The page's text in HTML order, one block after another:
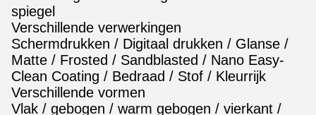
spiegel
Verschillende verwerkingen
Schermdrukken / Digitaal drukken / Glanse /
Matte / Frosted / Sandblasted / Nano Easy-
Clean Coating / Bedraad / Stof / Kleurrijk
Verschillende vormen
Vlak / gebogen / warm gebogen / vierkant /